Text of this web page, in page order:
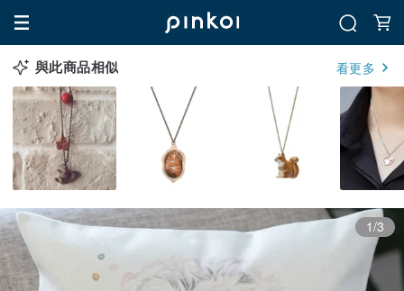
與此商品相似 看更多
1/3